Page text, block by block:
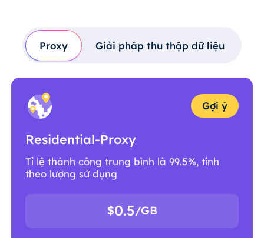
Proxy Giải pháp thu thập dữ liệu
Gợi ý
Residential-Proxy
Tỉ lệ thành công trung bình là 99.5%, tính
theo lượng sử dụng
$0.5/GB